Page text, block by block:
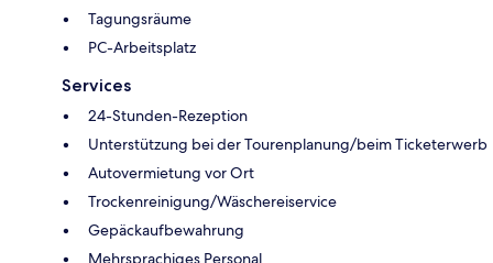
Tagungsräume
PC-Arbeitsplatz
Services
24-Stunden-Rezeption
Unterstützung bei der Tourenplanung/beim Ticketerwerb
Autovermietung vor Ort
Trockenreinigung/Wäschereiservice
Gepäckaufbewahrung
Mehrsprachiges Personal